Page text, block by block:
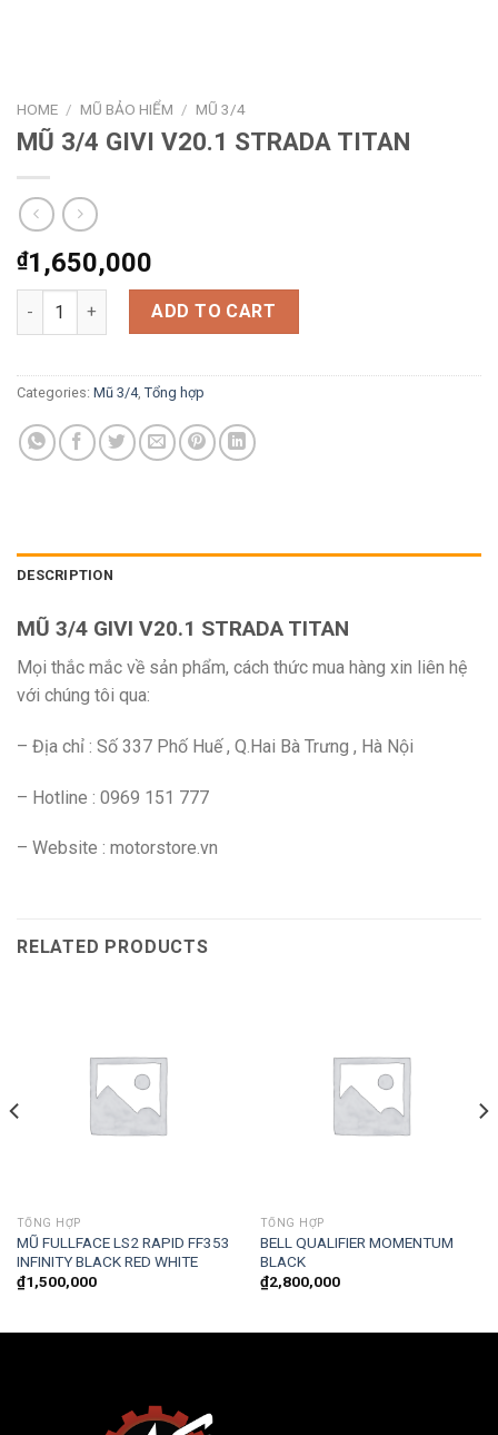
HOME / MŨ BẢO HIỂM / MŨ 3/4
MŨ 3/4 GIVI V20.1 STRADA TITAN
₫1,650,000
MŨ 3/4 GIVI V20.1 STRADA TITAN quantity
ADD TO CART
Categories: Mũ 3/4, Tổng hợp
DESCRIPTION
MŨ 3/4 GIVI V20.1 STRADA TITAN
Mọi thắc mắc về sản phẩm, cách thức mua hàng xin liên hệ
với chúng tôi qua:
– Địa chỉ : Số 337 Phố Huế , Q.Hai Bà Trưng , Hà Nội
– Hotline : 0969 151 777
– Website : motorstore.vn
RELATED PRODUCTS
TỔNG HỢP
MŨ FULLFACE LS2 RAPID FF353
INFINITY BLACK RED WHITE
₫1,500,000
TỔNG HỢP
BELL QUALIFIER MOMENTUM
BLACK
₫2,800,000